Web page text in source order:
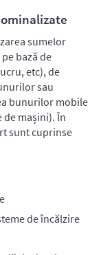
sumelor
bază de
etc), de
sau
bunurilor mobile
mașini). În
sunt cuprinse
de încălzire